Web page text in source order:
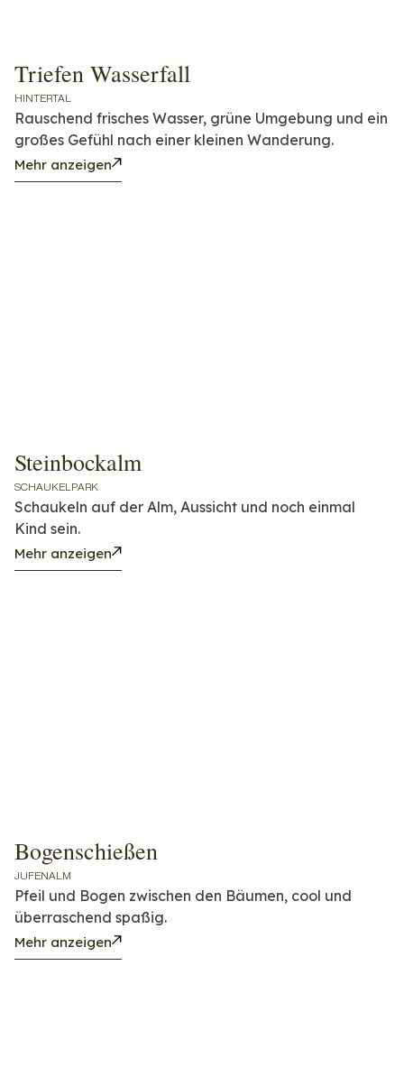
Triefen Wasserfall
HINTERTAL
Rauschend frisches Wasser, grüne Umgebung und ein
großes Gefühl nach einer kleinen Wanderung.
Mehr anzeigen
Steinbockalm
SCHAUKELPARK
Schaukeln auf der Alm, Aussicht und noch einmal
Kind sein.
Mehr anzeigen
Bogenschießen
JUFENALM
Pfeil und Bogen zwischen den Bäumen, cool und
überraschend spaßig.
Mehr anzeigen